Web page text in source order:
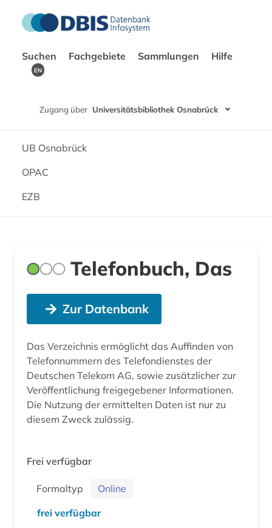
Suchen Fachgebiete Sammlungen Hilfe
EN
Zugang über Universitätsbibliothek Osnabrück
UB Osnabrück
OPAC
EZB
Telefonbuch, Das
Zur Datenbank
Das Verzeichnis ermöglicht das Auffinden von
Telefonnummern des Telefondienstes der
Deutschen Telekom AG, sowie zusätzlicher zur
Veröffentlichung freigegebener Informationen.
Die Nutzung der ermittelten Daten ist nur zu
diesem Zweck zulässig.
Frei verfügbar
Formaltyp
Online
frei verfügbar